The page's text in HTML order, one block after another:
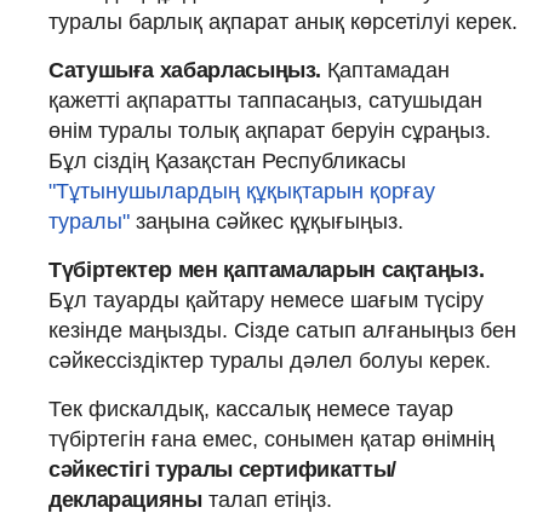
туралы барлық ақпарат анық көрсетілуі керек.
Сатушыға хабарласыңыз. Қаптамадан
қажетті ақпаратты таппасаңыз, сатушыдан
өнім туралы толық ақпарат беруін сұраңыз.
Бұл сіздің Қазақстан Республикасы
"Тұтынушылардың құқықтарын қорғау
туралы" заңына сәйкес құқығыңыз.
Түбіртектер мен қаптамаларын сақтаңыз.
Бұл тауарды қайтару немесе шағым түсіру
кезінде маңызды. Сізде сатып алғаныңыз бен
сәйкессіздіктер туралы дәлел болуы керек.
Тек фискалдық, кассалық немесе тауар
түбіртегін ғана емес, сонымен қатар өнімнің
сәйкестігі туралы сертификатты/
декларацияныталап етіңіз.